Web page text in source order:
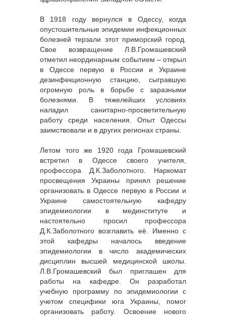
В 1918 году вернулся в Одессу, когда
опустошительные эпидемии инфекционных
болезней терзали этот приморский город.
Свое возвращение Л.В.Громашевский
отметил неординарным событием – открыл
в Одессе первую в России и Украине
дезинфекционную станцию, сыгравшую
огромную роль в борьбе с заразными
болезнями. В тяжелейших условиях
наладил санитарно-просветительную
работу среди населения. Опыт Одессы
заимствовали и в других регионах страны.
Летом того же 1920 года Громашевский
встретил в Одессе своего учителя,
профессора Д.К.Заболотного. Наркомат
просвещения Украины принял решение
организовать в Одессе первую в России и
Украине самостоятельную кафедру
эпидемиологии в мединституте и
настоятельно просил профессора
Д.К.Заболотного возглавить её. Именно с
этой кафедры началось введение
эпидемиологии в число академических
дисциплин высшей медицинской школы.
Л.В.Громашевский был приглашен для
работы на кафедре. Он разработал
учебную программу по эпидемиологии с
учетом специфики юга Украины, помог
организовать работу. Освоение нового